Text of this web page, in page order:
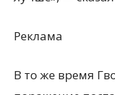
Реклама
В то же время